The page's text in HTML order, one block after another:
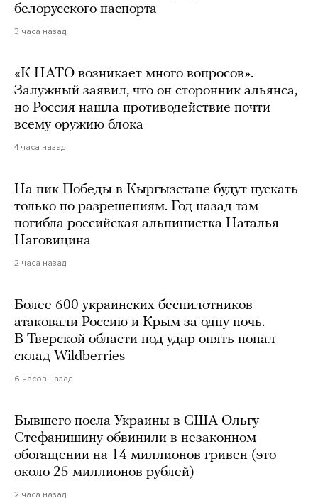
белорусского паспорта
3 часа назад
«К НАТО возникает много вопросов».
Залужный заявил, что он сторонник альянса,
но Россия нашла противодействие почти
всему оружию блока
4 часа назад
На пик Победы в Кыргызстане будут пускать
только по разрешениям. Год назад там
погибла российская альпинистка Наталья
Наговицина
2 часа назад
Более 600 украинских беспилотников
атаковали Россию и Крым за одну ночь.
В Тверской области под удар опять попал
склад Wildberries
6 часов назад
Бывшего посла Украины в США Ольгу
Стефанишину обвинили в незаконном
обогащении на 14 миллионов гривен (это
около 25 миллионов рублей)
2 часа назад